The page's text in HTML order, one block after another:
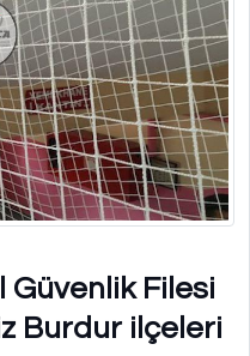
Güvenlik Filesi
Burdur ilçeleri